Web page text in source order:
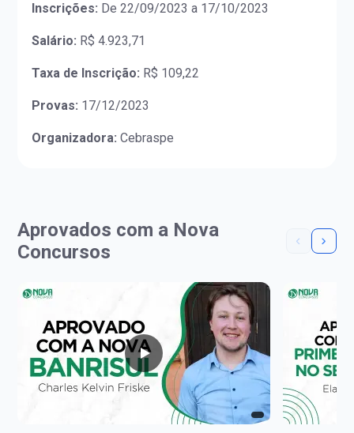
Inscrições: De 22/09/2023 a 17/10/2023
Salário: R$ 4.923,71
Taxa de Inscrição: R$ 109,22
Provas: 17/12/2023
Organizadora: Cebraspe
Aprovados com a Nova
Concursos